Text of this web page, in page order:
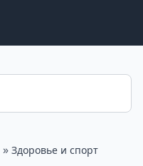
» Здоровье и спорт